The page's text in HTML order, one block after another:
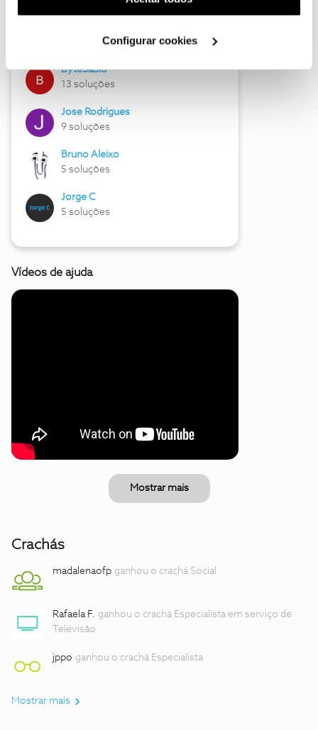
utilização dos cookies clicando em "Configurar
Configurar cookies
17 soluções
ByteSábio
13 soluções
Jose Rodrigues
9 soluções
Bruno Aleixo
5 soluções
Jorge C
5 soluções
Vídeos de ajuda
Mostrar mais
Crachás
madalenaofp ganhou o crachá Social
Rafaela F. ganhou o crachá Especialista em serviço de
Televisão
jppo ganhou o crachá Especialista
Mostrar mais